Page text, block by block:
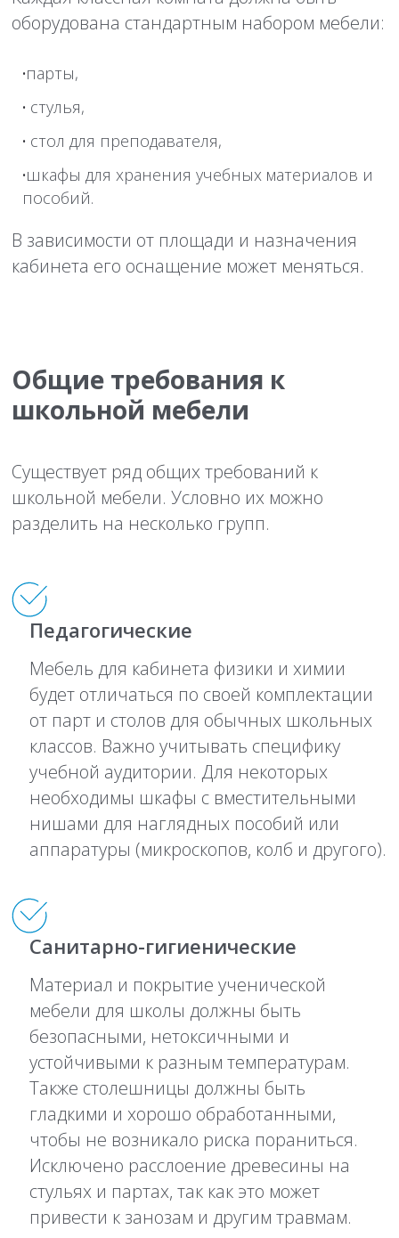
оборудована стандартным набором мебели:
парты,
стулья,
стол для преподавателя,
шкафы для хранения учебных материалов и
пособий.
В зависимости от площади и назначения
кабинета его оснащение может меняться.
Общие требования к
школьной мебели
Существует ряд общих требований к
школьной мебели. Условно их можно
разделить на несколько групп.
Педагогические
Мебель для кабинета физики и химии
будет отличаться по своей комплектации
от парт и столов для обычных школьных
классов. Важно учитывать специфику
учебной аудитории. Для некоторых
необходимы шкафы с вместительными
нишами для наглядных пособий или
аппаратуры (микроскопов, колб и другого).
Санитарно-гигиенические
Материал и покрытие ученической
мебели для школы должны быть
безопасными, нетоксичными и
устойчивыми к разным температурам.
Также столешницы должны быть
гладкими и хорошо обработанными,
чтобы не возникало риска пораниться.
Исключено расслоение древесины на
стульях и партах, так как это может
привести к занозам и другим травмам.